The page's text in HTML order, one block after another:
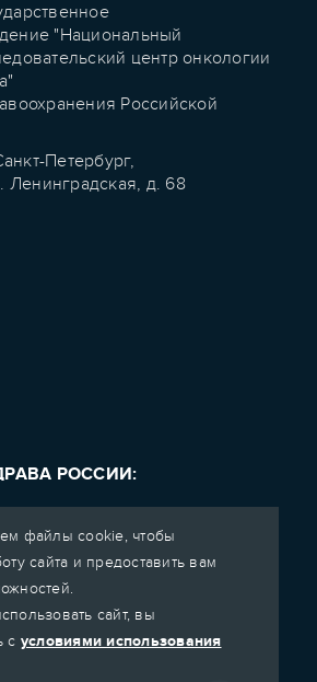
файлы cookie, чтобы
сайта и предоставить вам
сайт, вы
с условиями использования
"Национальный
центр онкологии
Российской
Петербург,
Ленинградская, д. 68
РОССИИ: